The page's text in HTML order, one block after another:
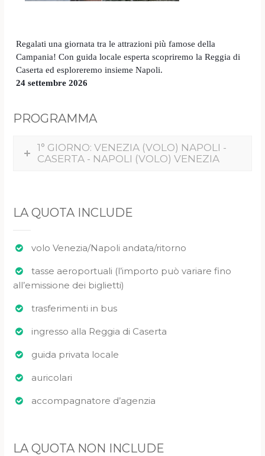
Regalati una giornata tra le attrazioni più famose della
Campania! Con guida locale esperta scopriremo la Reggia di
Caserta ed esploreremo insieme Napoli.
24 settembre 2026
PROGRAMMA
1° GIORNO: VENEZIA (VOLO) NAPOLI -
CASERTA - NAPOLI (VOLO) VENEZIA
LA QUOTA INCLUDE
volo Venezia/Napoli andata/ritorno
tasse aeroportuali (l’importo può variare fino
all’emissione dei biglietti)
trasferimenti in bus
ingresso alla Reggia di Caserta
guida privata locale
auricolari
accompagnatore d’agenzia
LA QUOTA NON INCLUDE